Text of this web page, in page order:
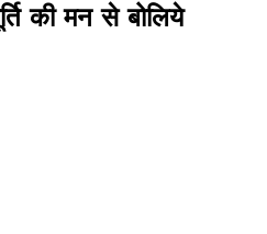
की मन से बोलिये